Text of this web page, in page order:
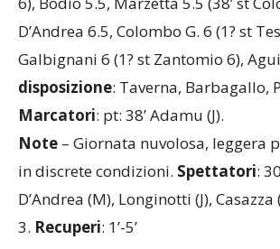
st Tessarolo M.), Croci 6.5, Ruggia 5.5
6), Bodio 5.5, Marzetta 5.5 (38’ st
D’Andrea 6.5, Colombo G. 6 (1? st
Galbignani 6 (1? st Zantomio 6),
disposizione: Taverna, Barbagallo,
Marcatori: pt: 38’ Adamu (J).
Note– Giornata nuvolosa, leggera
in discrete condizioni.Spettatori:
D’Andrea (M), Longinotti (J), Casazza